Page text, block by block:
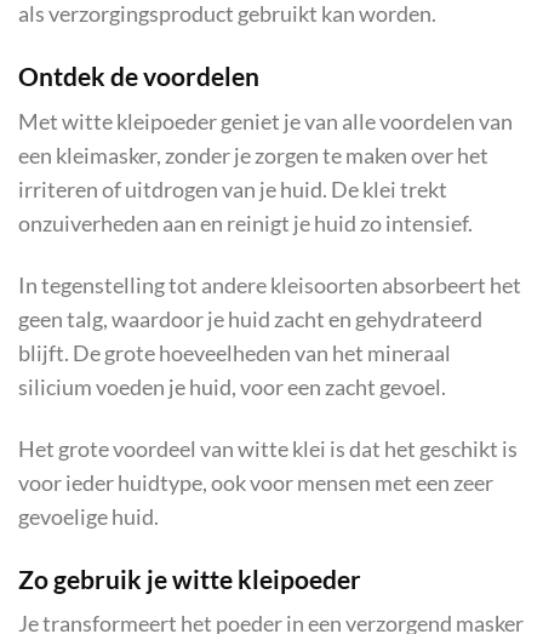
als verzorgingsproduct gebruikt kan worden.
Ontdek de voordelen
Met witte kleipoeder geniet je van alle voordelen van
een kleimasker, zonder je zorgen te maken over het
irriteren of uitdrogen van je huid. De klei trekt
onzuiverheden aan en reinigt je huid zo intensief.
In tegenstelling tot andere kleisoorten absorbeert het
geen talg, waardoor je huid zacht en gehydrateerd
blijft. De grote hoeveelheden van het mineraal
silicium voeden je huid, voor een zacht gevoel.
Het grote voordeel van witte klei is dat het geschikt is
voor ieder huidtype, ook voor mensen met een zeer
gevoelige huid.
Zo gebruik je witte kleipoeder
Je transformeert het poeder in een verzorgend masker